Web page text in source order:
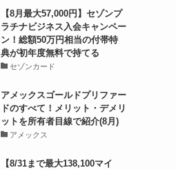
【8月最大57,000円】セゾンプ
ラチナビジネス入会キャンペー
ン！総額50万円相当の付帯特
典が初年度無料で持てる
セゾンカード
アメックスゴールドプリファー
ドのすべて！メリット・デメリ
ットを所有者目線で紹介(8月)
アメックス
【8/31まで最大138,100マイ